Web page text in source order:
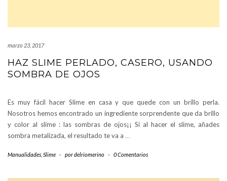
marzo 23, 2017
HAZ SLIME PERLADO, CASERO, USANDO
SOMBRA DE OJOS
Es muy fácil hacer Slime en casa y que quede con un brillo perla.
Nosotros hemos encontrado un ingrediente sorprendente que da brillo
y color al slime : las sombras de ojos¡¡ Si al hacer el slime, añades
sombra metalizada, el resultado te va a …
Manualidades Slime - pordelriomerino - 0 Comentarios